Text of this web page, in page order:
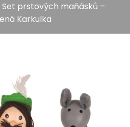
Set prstových maňásků –
Karkulka